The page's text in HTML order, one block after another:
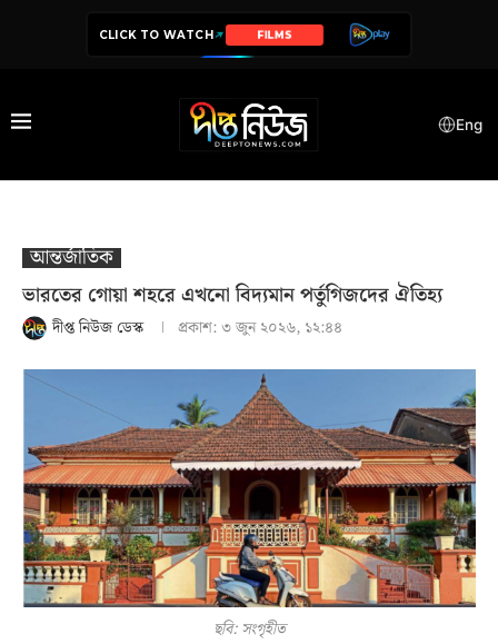
CLICK TO WATCH SERIES
Eng
আন্তর্জাতিক
ভারতের গোয়া শহরে এখনো বিদ্যমান পর্তুগিজদের ঐতিহ্য
দীপ্ত নিউজ ডেস্ক প্রকাশ:৩ জুন ২০২৬, ১২:৪৪
ছবি: সংগৃহীত